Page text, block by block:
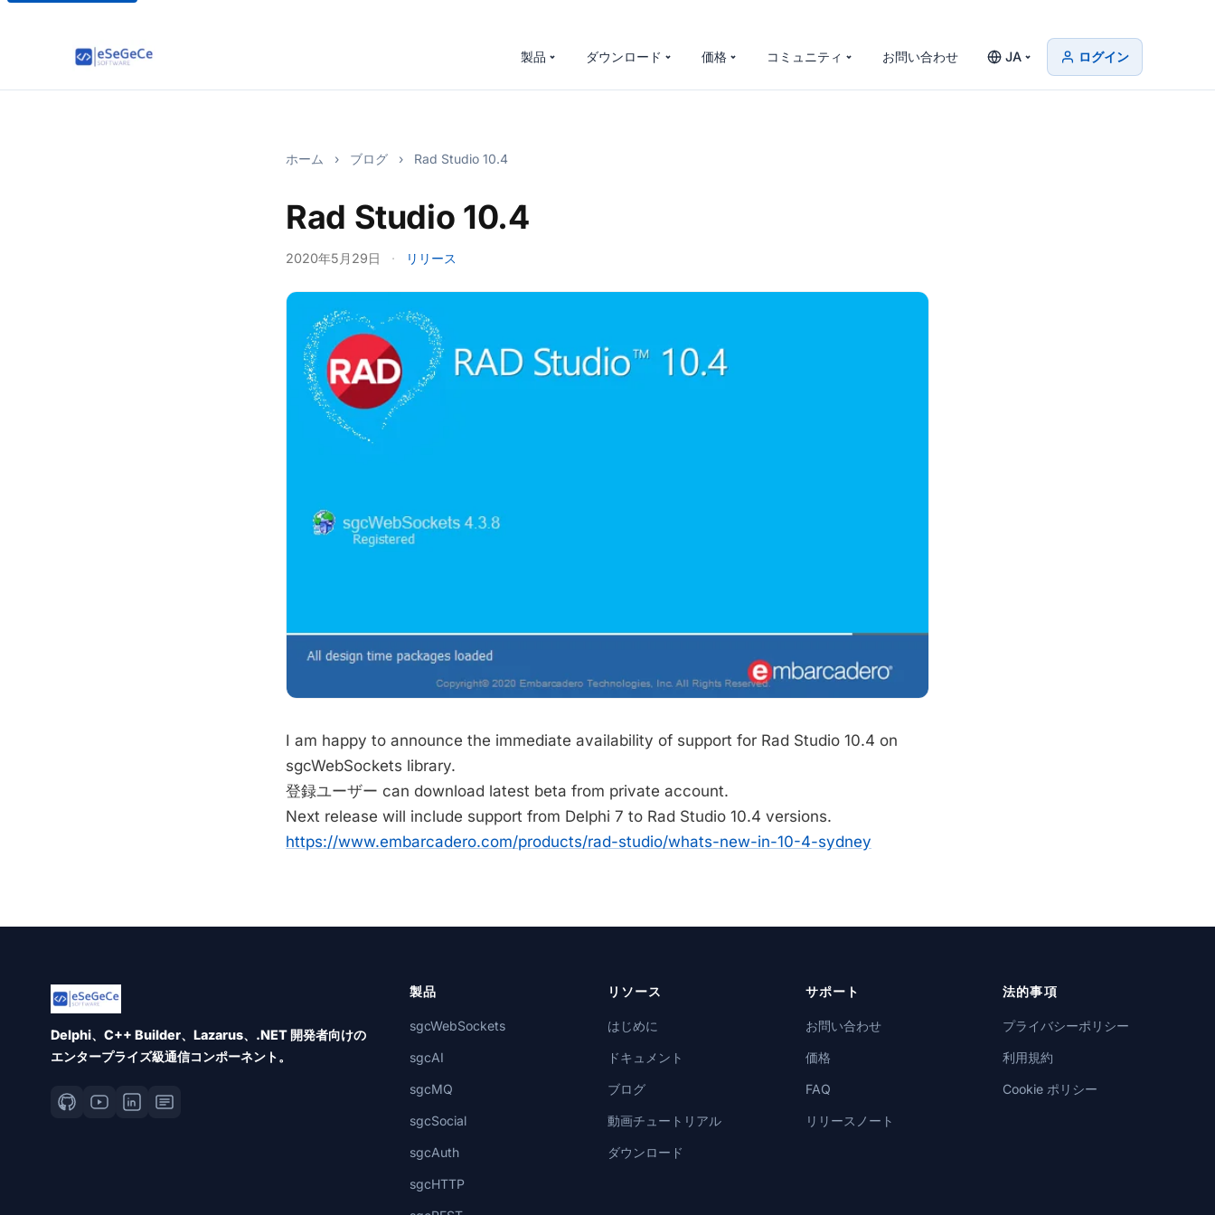
製品 ダウンロード 価格 コミュニティ お問い合わせ JA ログイン
ホーム › ブログ › Rad Studio 10.4
Rad Studio 10.4
2020年5月29日 · リリース
I am happy to announce the immediate availability of support for Rad Studio 10.4 on
sgcWebSockets library.
登録ユーザー can download latest beta from private account.
Next release will include support from Delphi 7 to Rad Studio 10.4 versions.
https://www.embarcadero.com/products/rad-studio/whats-new-in-10-4-sydney
Delphi、C++ Builder、Lazarus、.NET 開発者向けの
エンタープライズ級通信コンポーネント。
製品
sgcWebSockets
sgcAI
sgcMQ
sgcSocial
sgcAuth
sgcHTTP
リソース
はじめに
ドキュメント
ブログ
動画チュートリアル
ダウンロード
サポート
お問い合わせ
価格
FAQ
リリースノート
法的事項
プライバシーポリシー
利用規約
Cookie ポリシー